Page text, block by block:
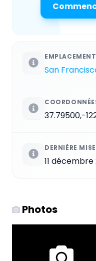
EMPLACEMENT
San
37.79500,-
DERNIÈRE
11 décembre
Photos